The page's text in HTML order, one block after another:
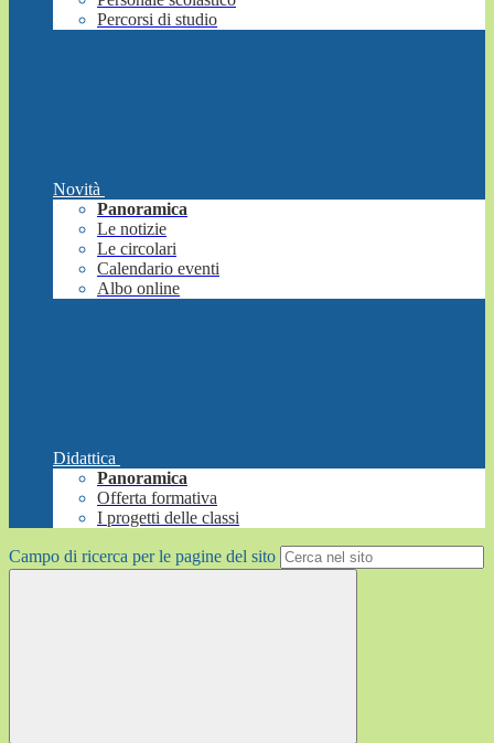
Percorsi di studio
Novità
Panoramica
Le notizie
Le circolari
Calendario eventi
Albo online
Didattica
Panoramica
Offerta formativa
I progetti delle classi
Campo di ricerca per le pagine del sito